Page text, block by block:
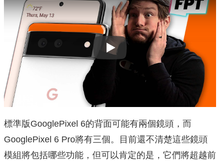
Play
標準版GooglePixel 6的背面可能有兩個鏡頭，而
GooglePixel 6 Pro將有三個。目前還不清楚這些鏡頭
模組將包括哪些功能，但可以肯定的是，它們將超越前